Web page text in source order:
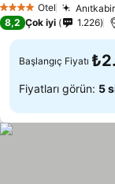
4 Yıldız Otel
8,2 Çok iyi 1.226
Başlangıç Fiyatı
Fiyatları görün: 5